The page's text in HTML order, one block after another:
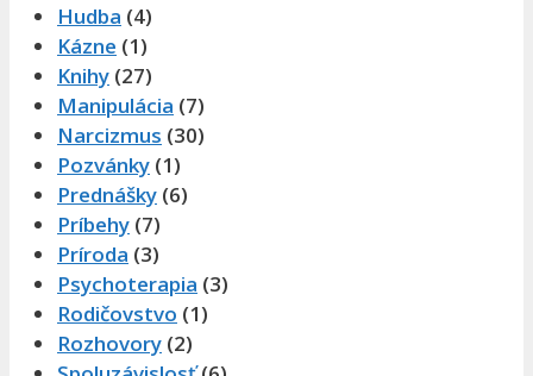
Hudba (4)
Kázne (1)
Knihy (27)
Manipulácia (7)
Narcizmus (30)
Pozvánky (1)
Prednášky (6)
Príbehy (7)
Príroda (3)
Psychoterapia (3)
Rodičovstvo (1)
Rozhovory (2)